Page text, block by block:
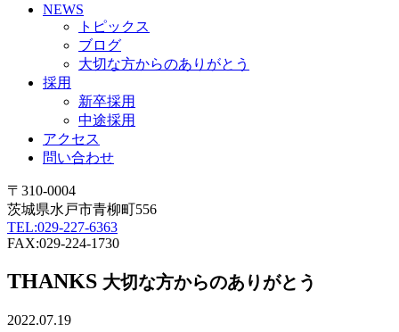
NEWS
トピックス
ブログ
大切な方からのありがとう
採用
新卒採用
中途採用
アクセス
問い合わせ
〒310-0004
茨城県水戸市青柳町556
TEL:029-227-6363
FAX:029-224-1730
THANKS 大切な方からのありがとう
2022.07.19